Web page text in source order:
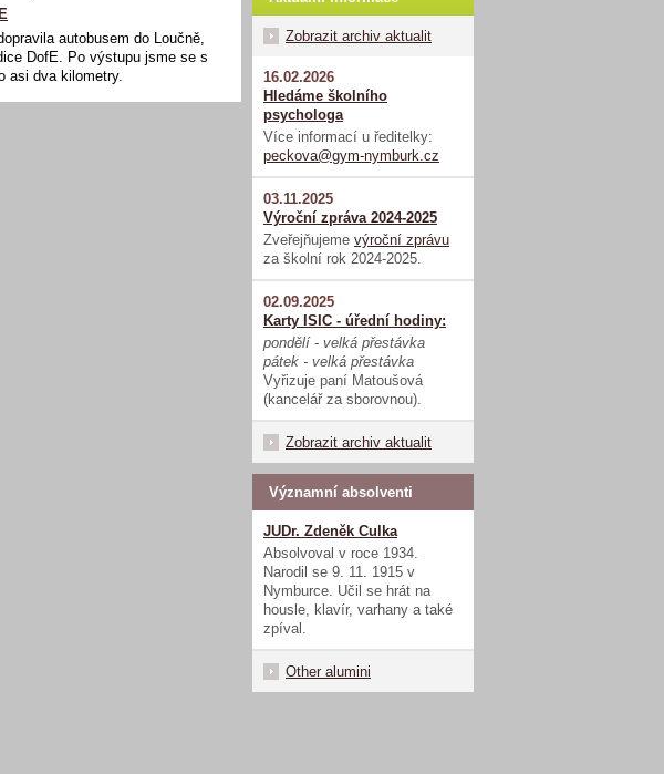
autobusem do Loučně,
DofE. Po výstupu jsme se s
asi dva kilometry.
Zobrazit archiv aktualit
16.02.2026
Hledáme školního
psychologa
Více informací u ředitelky:
peckova@gym-nymburk.cz
03.11.2025
Výroční zpráva 2024-2025
Zveřejňujeme výroční zprávu
za školní rok 2024-2025.
02.09.2025
Karty ISIC - úřední hodiny:
pondělí - velká přestávka
pátek - velká přestávka
Vyřizuje paní Matoušová
(kancelář za sborovnou).
Zobrazit archiv aktualit
Významní absolventi
JUDr. Zdeněk Culka
Absolvoval v roce 1934.
Narodil se 9. 11. 1915 v
Nymburce. Učil se hrát na
housle, klavír, varhany a také
zpíval.
Other alumini